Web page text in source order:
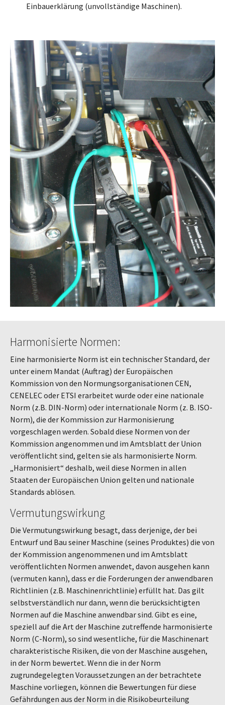
Einbauerklärung (unvollständige Maschinen).
Show larger version for:
Harmonisierte Normen:
Eine harmonisierte Norm ist ein technischer Standard, der
unter einem Mandat (Auftrag) der Europäischen
Kommission von den Normungsorganisationen CEN,
CENELEC oder ETSI erarbeitet wurde oder eine nationale
Norm (z.B. DIN-Norm) oder internationale Norm (z. B. ISO-
Norm), die der Kommission zur Harmonisierung
vorgeschlagen werden. Sobald diese Normen von der
Kommission angenommen und im Amtsblatt der Union
veröffentlicht sind, gelten sie als harmonisierte Norm.
„Harmonisiert“ deshalb, weil diese Normen in allen
Staaten der Europäischen Union gelten und nationale
Standards ablösen.
Vermutungswirkung
Die Vermutungswirkung besagt, dass derjenige, der bei
Entwurf und Bau seiner Maschine (seines Produktes) die von
der Kommission angenommenen und im Amtsblatt
veröffentlichten Normen anwendet, davon ausgehen kann
(vermuten kann), dass er die Forderungen der anwendbaren
Richtlinien (z.B. Maschinenrichtlinie) erfüllt hat. Das gilt
selbstverständlich nur dann, wenn die berücksichtigten
Normen auf die Maschine anwendbar sind. Gibt es eine,
speziell auf die Art der Maschine zutreffende harmonisierte
Norm (C-Norm), so sind wesentliche, für die Maschinenart
charakteristische Risiken, die von der Maschine ausgehen,
in der Norm bewertet. Wenn die in der Norm
zugrundegelegten Voraussetzungen an der betrachtete
Maschine vorliegen, können die Bewertungen für diese
Gefährdungen aus der Norm in die Risikobeurteilung